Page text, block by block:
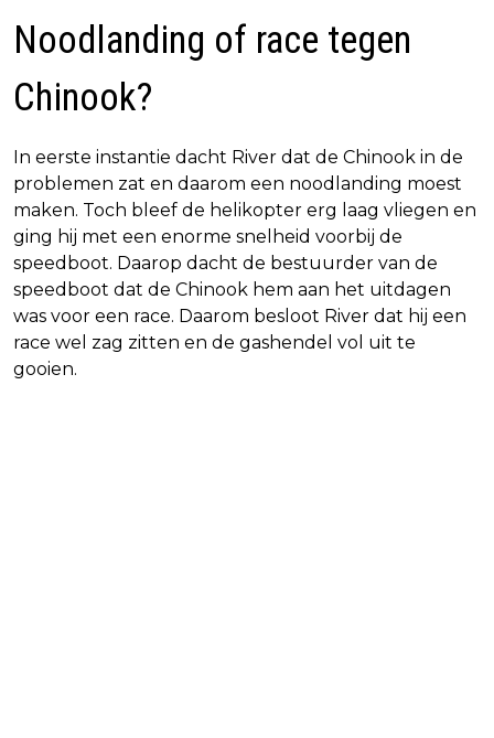
Noodlanding of race tegen
Chinook?
In eerste instantie dacht River dat de Chinook in de
problemen zat en daarom een noodlanding moest
maken. Toch bleef de helikopter erg laag vliegen en
ging hij met een enorme snelheid voorbij de
speedboot. Daarop dacht de bestuurder van de
speedboot dat de Chinook hem aan het uitdagen
was voor een race. Daarom besloot River dat hij een
race wel zag zitten en de gashendel vol uit te
gooien.